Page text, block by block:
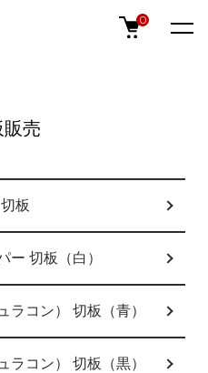
0
販売
板
切板（白）
コン） 切板（青）
コン） 切板（黒）